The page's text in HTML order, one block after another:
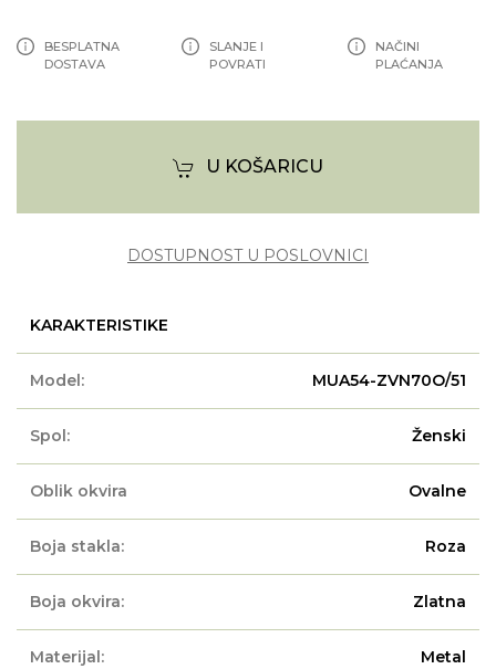
BESPLATNA
DOSTAVA
SLANJE I
POVRATI
NAČINI
PLAĆANJA
U KOŠARICU
DOSTUPNOST U POSLOVNICI
KARAKTERISTIKE
Model: MUA54-ZVN70O/51
Spol: Ženski
Oblik okvira Ovalne
Boja stakla: Roza
Boja okvira: Zlatna
Materijal: Metal